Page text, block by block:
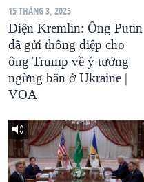
15 THÁNG 3, 2025
Điện Kremlin: Ông Putin
đã gửi thông điệp cho
ông Trump về ý tưởng
ngừng bắn ở Ukraine |
VOA